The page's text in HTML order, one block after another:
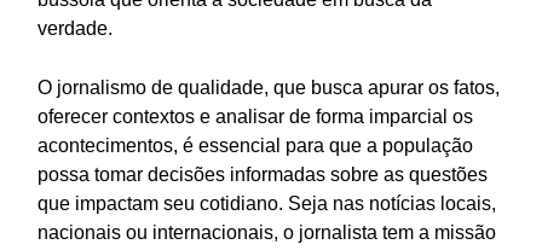
verdade.
O jornalismo de qualidade, que busca apurar os fatos,
oferecer contextos e analisar de forma imparcial os
acontecimentos, é essencial para que a população
possa tomar decisões informadas sobre as questões
que impactam seu cotidiano. Seja nas notícias locais,
nacionais ou internacionais, o jornalista tem a missão